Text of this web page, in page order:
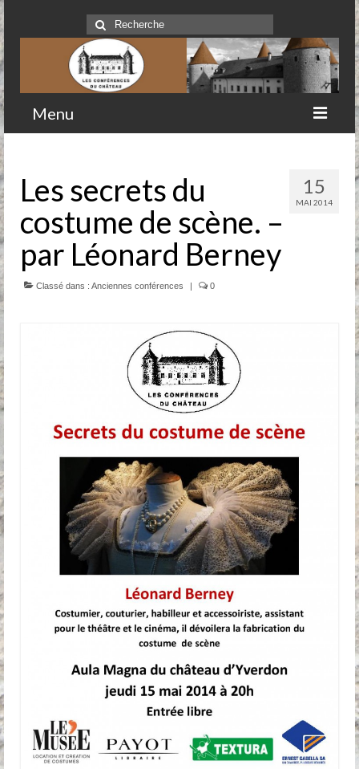
Rechercher
:
Menu
Qui sommes-nous
Historique
Comité
Clubs-service
Prochaines conférences
Anciennes conférences
Partenaires, Sponsors & Amis
Partenaires
Sponsors
Amis
Podcasts
Informations pratiques
Nous contacter
15
MAI 2014
Les secrets du
costume de scène. –
par Léonard Berney
Classé dans : Anciennes conférences 0